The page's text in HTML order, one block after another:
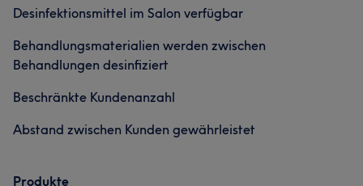
Desinfektionsmittel im Salon verfügbar
Behandlungsmaterialien werden zwischen
Behandlungen desinfiziert
Beschränkte Kundenanzahl
Abstand zwischen Kunden gewährleistet
Produkte